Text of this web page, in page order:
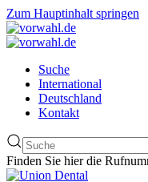
Zum Hauptinhalt springen
Suche
International
Deutschland
Kontakt
Finden Sie hier die